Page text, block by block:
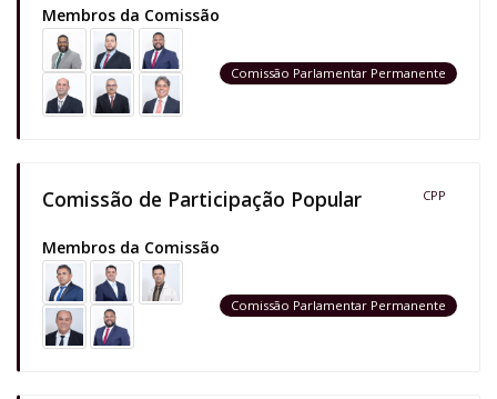
Membros da Comissão
Comissão Parlamentar Permanente
Comissão de Participação Popular CPP
Membros da Comissão
Comissão Parlamentar Permanente